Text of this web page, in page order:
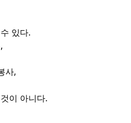
있다.
,
사,
이 아니다.